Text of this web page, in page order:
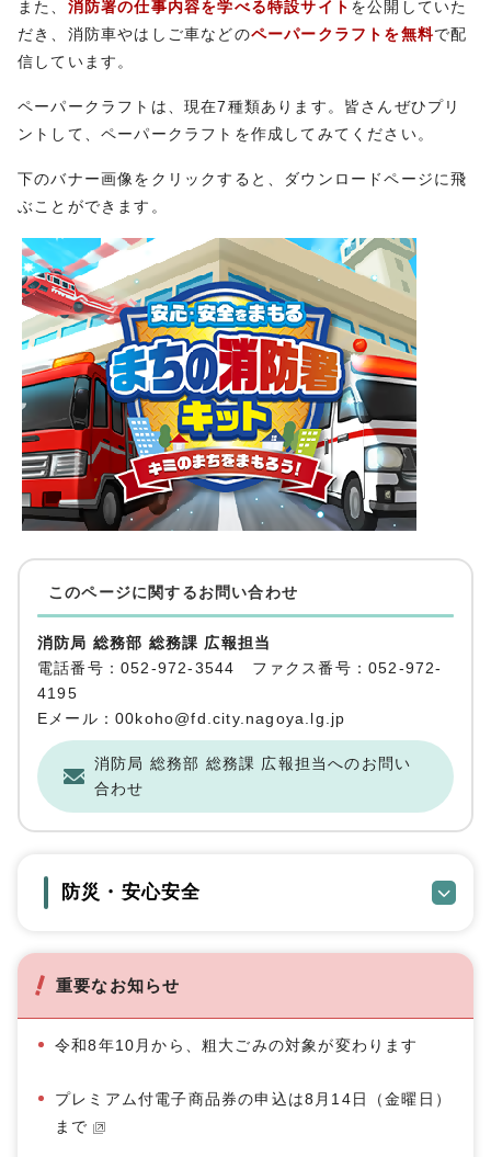
また、 消防署の仕事内容を学べる特設サイト を公開していた
だき、消防車やはしご車などのペーパークラフトを無料で配
信しています。
ペーパークラフトは、現在7種類あります。皆さんぜひプリ
ントして、ペーパークラフトを作成してみてください。
下のバナー画像をクリックすると、ダウンロードページに飛
ぶことができます。
このページに関するお問い合わせ
消防局 総務部 総務課 広報担当
電話番号：052-972-3544 ファクス番号：052-972-
4195
Eメール：00koho@fd.city.nagoya.lg.jp
消防局 総務部 総務課 広報担当へのお問い
合わせ
防災・安心安全
重要なお知らせ
令和8年10月から、粗大ごみの対象が変わります
プレミアム付電子商品券の申込は8月14日（金曜日）
まで